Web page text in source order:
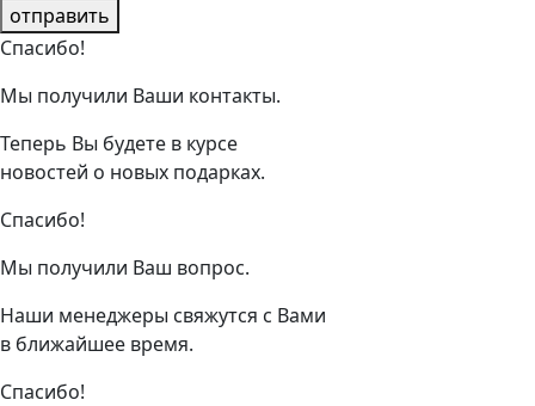
отправить
Спасибо!
Мы получили Ваши контакты.
Теперь Вы будете в курсе
новостей о новых подарках.
Спасибо!
Мы получили Ваш вопрос.
Наши менеджеры свяжутся с Вами
в ближайшее время.
Спасибо!